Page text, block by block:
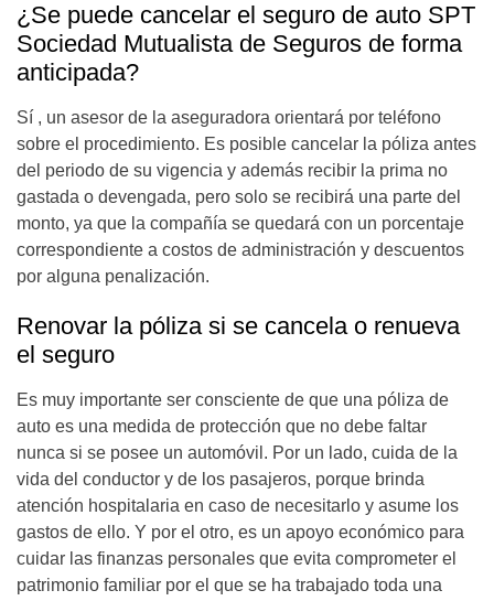
¿Se puede cancelar el seguro de auto SPT
Sociedad Mutualista de Seguros de forma
anticipada?
Sí , un asesor de la aseguradora orientará por teléfono
sobre el procedimiento. Es posible cancelar la póliza antes
del periodo de su vigencia y además recibir la prima no
gastada o devengada, pero solo se recibirá una parte del
monto, ya que la compañía se quedará con un porcentaje
correspondiente a costos de administración y descuentos
por alguna penalización.
Renovar la póliza si se cancela o renueva
el seguro
Es muy importante ser consciente de que una póliza de
auto es una medida de protección que no debe faltar
nunca si se posee un automóvil. Por un lado, cuida de la
vida del conductor y de los pasajeros, porque brinda
atención hospitalaria en caso de necesitarlo y asume los
gastos de ello. Y por el otro, es un apoyo económico para
cuidar las finanzas personales que evita comprometer el
patrimonio familiar por el que se ha trabajado toda una